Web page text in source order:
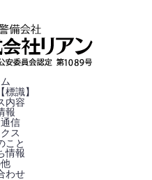
標識】
内容
報
信
ス
こと
情報
わせ